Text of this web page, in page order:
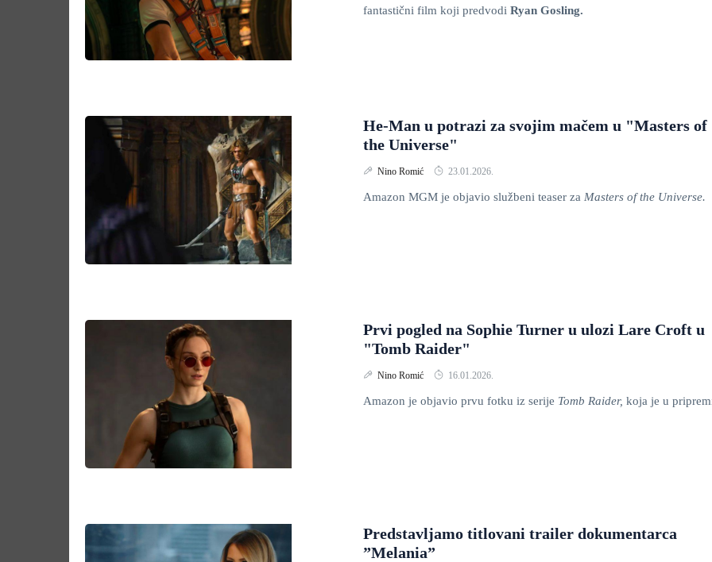
fantastični film koji predvodi Ryan Gosling.
He-Man u potrazi za svojim mačem u "Masters of
the Universe"
Nino Romić 23.01.2026.
Amazon MGM je objavio službeni teaser za Masters of the Universe.
Prvi pogled na Sophie Turner u ulozi Lare Croft u
"Tomb Raider"
Nino Romić 16.01.2026.
Amazon je objavio prvu fotku iz serije Tomb Raider, koja je u
Predstavljamo titlovani trailer dokumentarca
”Melania”